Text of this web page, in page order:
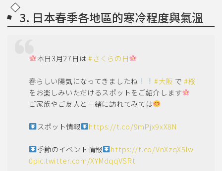
3. 日本春季各地區的寒冷程度與氣溫
本日3月27日は#さくらの日
春らしい陽気になってきましたね #大阪 で#桜
をお楽しみいただけるスポットをご紹介します
ご家族やご友人と一緒に訪れてみては
スポット情報 https://t.co/9mPjx9xX8N
季節のイベント情報
https://t.co/VnXzqX5Iw
0pic.twitter.com/XYMdqqVSRt